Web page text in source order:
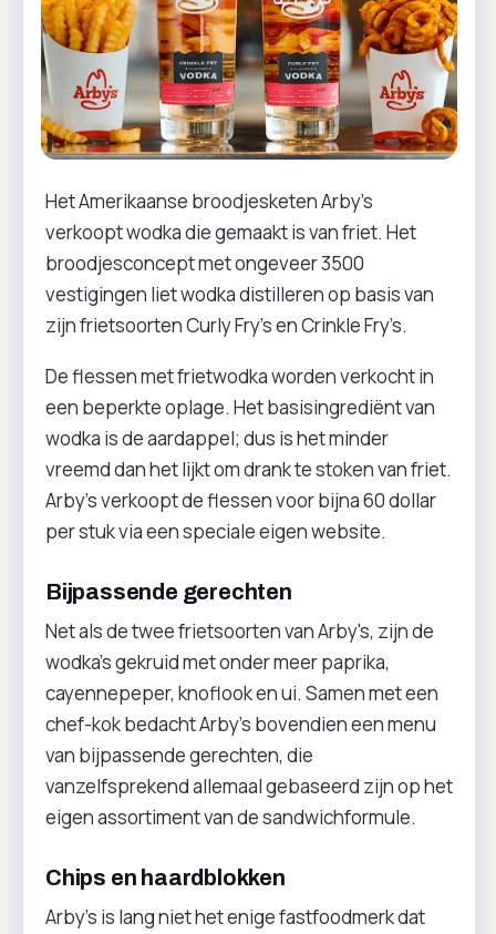
Het Amerikaanse broodjesketen Arby’s
verkoopt wodka die gemaakt is van friet. Het
broodjesconcept met ongeveer 3500
vestigingen liet wodka distilleren op basis van
zijn frietsoorten Curly Fry’s en Crinkle Fry’s.
De flessen met frietwodka worden verkocht in
een beperkte oplage. Het basisingrediënt van
wodka is de aardappel; dus is het minder
vreemd dan het lijkt om drank te stoken van friet.
Arby’s verkoopt de flessen voor bijna 60 dollar
per stuk via een speciale eigen website.
Bijpassende gerechten
Net als de twee frietsoorten van Arby's, zijn de
wodka’s gekruid met onder meer paprika,
cayennepeper, knoflook en ui. Samen met een
chef-kok bedacht Arby’s bovendien een menu
van bijpassende gerechten, die
vanzelfsprekend allemaal gebaseerd zijn op het
eigen assortiment van de sandwichformule.
Chips en haardblokken
Arby’s is lang niet het enige fastfoodmerk dat